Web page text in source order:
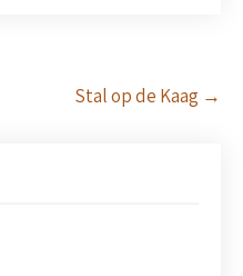
Stal op de Kaag →